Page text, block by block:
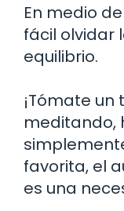
En medio
fácil olvidar
equilibrio.
¡Tómate
meditando,
favorita, el
es una